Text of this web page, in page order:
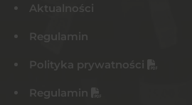
Aktualności
Regulamin
Polityka prywatności
Regulamin